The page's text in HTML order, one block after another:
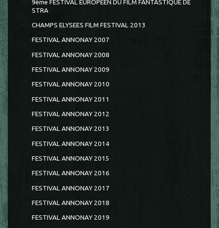
9ème FESTIVAL EUROPEEN DU FILM FANTASTIQUE DE
STRA
CHAMPS ELYSEES FILM FESTIVAL 2013
FESTIVAL ANNONAY 2007
FESTIVAL ANNONAY 2008
FESTIVAL ANNONAY 2009
FESTIVAL ANNONAY 2010
FESTIVAL ANNONAY 2011
FESTIVAL ANNONAY 2012
FESTIVAL ANNONAY 2013
FESTIVAL ANNONAY 2014
FESTIVAL ANNONAY 2015
FESTIVAL ANNONAY 2016
FESTIVAL ANNONAY 2017
FESTIVAL ANNONAY 2018
FESTIVAL ANNONAY 2019